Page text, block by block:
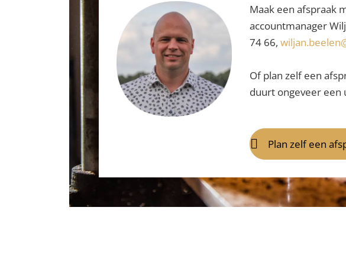
Maak een afspraak
accountmanager
74 66,
Of plan zelf een
duurt ongeveer een
Plan zelf een